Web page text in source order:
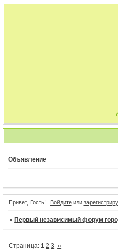
Объявление
Привет, Гость! Войдитеили
»Первый независимый форум
Страница:1 2 3 »